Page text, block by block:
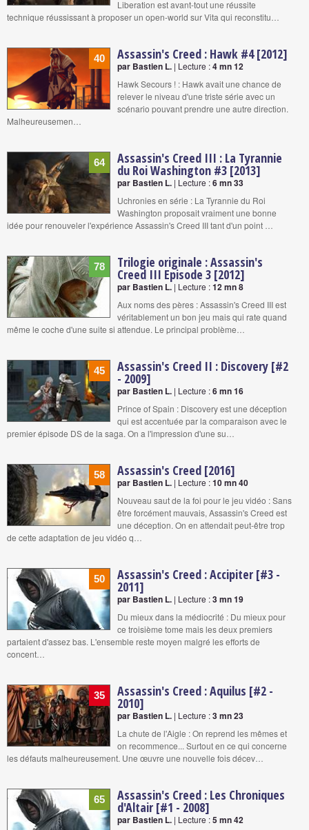
Liberation est avant-tout une réussite
technique réussissant à proposer un open-world sur Vita qui reconstitu…
40 Assassin's Creed : Hawk #4 [2012]
par Bastien L. | Lecture :4 mn 12
Hawk Secours ! : Hawk avait une chance de
relever le niveau d'une triste série avec un
scénario pouvant prendre une autre direction.
Malheureusemen…
64 Assassin's Creed III : La Tyrannie
du Roi Washington #3 [2013]
par Bastien L. | Lecture :6 mn 33
Uchronies en série : La Tyrannie du Roi
Washington proposait vraiment une bonne
idée pour renouveler l'expérience Assassin's Creed III tant d'un point …
78 Trilogie originale : Assassin's
Creed III Episode 3 [2012]
par Bastien L. | Lecture :12 mn 8
Aux noms des pères : Assassin's Creed III est
véritablement un bon jeu mais qui rate quand
même le coche d'une suite si attendue. Le principal problème…
45 Assassin's Creed II : Discovery [#2
- 2009]
par Bastien L. | Lecture :6 mn 16
Prince of Spain : Discovery est une déception
qui est accentuée par la comparaison avec le
premier épisode DS de la saga. On a l'impression d'une su…
58 Assassin's Creed [2016]
par Bastien L. | Lecture :10 mn 40
Nouveau saut de la foi pour le jeu vidéo : Sans
être forcément mauvais, Assassin's Creed est
une déception. On en attendait peut-être trop
de cette adaptation de jeu vidéo q…
50 Assassin's Creed : Accipiter [#3 -
2011]
par Bastien L. | Lecture :3 mn 19
Du mieux dans la médiocrité : Du mieux pour
ce troisième tome mais les deux premiers
partaient d'assez bas. L'ensemble reste moyen malgré les efforts de
concent…
35 Assassin's Creed : Aquilus [#2 -
2010]
par Bastien L. | Lecture :3 mn 23
La chute de l'Aigle : On reprend les mêmes et
on recommence... Surtout en ce qui concerne
les défauts malheureusement. Une œuvre une nouvelle fois décev…
65 Assassin's Creed : Les Chroniques
d'Altair [#1 - 2008]
par Bastien L. | Lecture :5 mn 42